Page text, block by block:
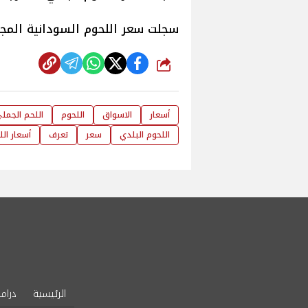
سجلت سعر اللحوم السودانية المجمدة 160
شارك
أسعار الاسواق اللحوم اللحم
اللحوم البلدي
سعر تعرف أسعار
الرئيسية دراما